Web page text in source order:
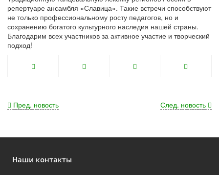
репертуаре ансамбля «Славица». Такие встречи способствуют
не только профессиональному росту педагогов, но и
сохранению богатого культурного наследия нашей страны.
Благодарим всех участников за активное участие и творческий
подход!
След. новость
Пред. новость
Наши контакты